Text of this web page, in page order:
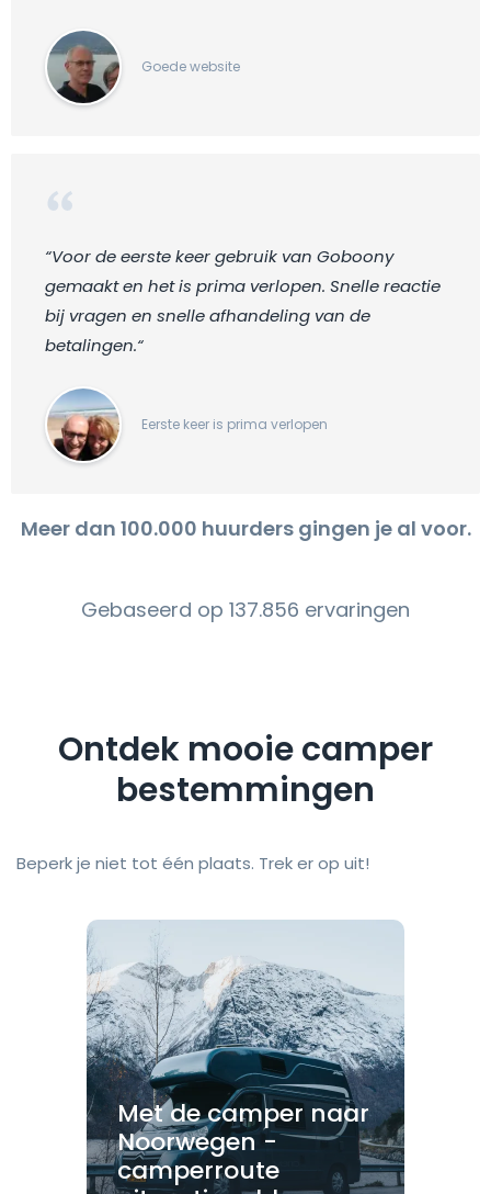
Goede website
“Voor de eerste keer gebruik van Goboony
gemaakt en het is prima verlopen. Snelle reactie
bij vragen en snelle afhandeling van de
betalingen.“
Eerste keer is prima verlopen
Meer dan 100.000 huurders gingen je al voor.
Gebaseerd op 137.856 ervaringen
Ontdek mooie camper
bestemmingen
Beperk je niet tot één plaats. Trek er op uit!
Met de camper naar
Noorwegen -
camperroute